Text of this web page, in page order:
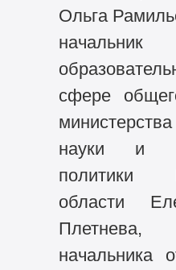
Ольга
сфере
науки и
политики
области
Плетнева,
начальника